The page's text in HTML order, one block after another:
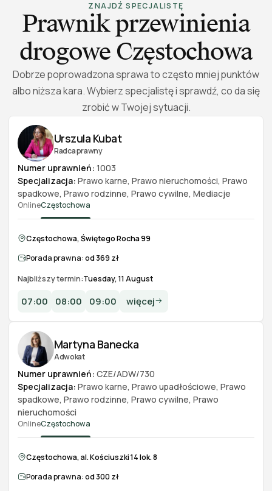
ZNAJDŹ SPECJALISTĘ
Prawnik przewinienia
drogowe Częstochowa
Dobrze poprowadzona sprawa to często mniej punktów
albo niższa kara. Wybierz specjalistę i sprawdź, co da się
zrobić w Twojej sytuacji.
Radca prawny
Urszula Kubat
Numer uprawnień: 1003
Specjalizacja: Prawo karne, Prawo nieruchomości, Prawo
spadkowe, Prawo rodzinne, Prawo cywilne, Mediacje
OnlineCzęstochowa
Częstochowa, Świętego Rocha 99
Porada prawna:od 369 zł
Najbliższy termin:Tuesday, 11 August
07:00 08:00 09:00 więcej
Adwokat
Martyna Banecka
Numer uprawnień: CZE/ADW/730
Specjalizacja: Prawo karne, Prawo upadłościowe, Prawo
spadkowe, Prawo rodzinne, Prawo cywilne, Prawo
nieruchomości
OnlineCzęstochowa
Częstochowa, al. Kościuszki 14 lok. 8
Porada prawna:od 300 zł